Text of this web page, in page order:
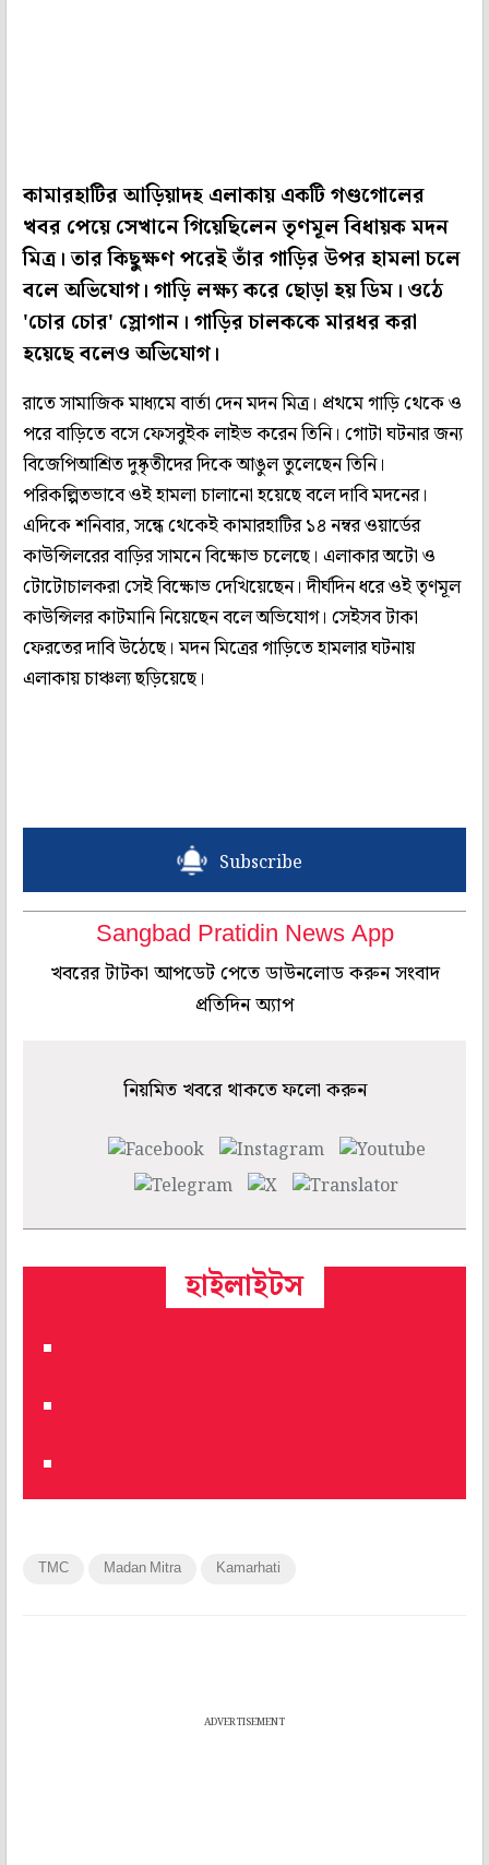
কামারহাটির আড়িয়াদহ এলাকায় একটি গণ্ডগোলের
খবর পেয়ে সেখানে গিয়েছিলেন তৃণমূল বিধায়ক মদন
মিত্র। তার কিছুক্ষণ পরেই তাঁর গাড়ির উপর হামলা চলে
বলে অভিযোগ। গাড়ি লক্ষ্য করে ছোড়া হয় ডিম। ওঠে
'চোর চোর' স্লোগান। গাড়ির চালককে মারধর করা
হয়েছে বলেও অভিযোগ।
রাতে সামাজিক মাধ্যমে বার্তা দেন মদন মিত্র। প্রথমে গাড়ি থেকে ও
পরে বাড়িতে বসে ফেসবুইক লাইভ করেন তিনি। গোটা ঘটনার জন্য
বিজেপিআশ্রিত দুষ্কৃতীদের দিকে আঙুল তুলেছেন তিনি।
পরিকল্পিতভাবে ওই হামলা চালানো হয়েছে বলে দাবি মদনের।
এদিকে শনিবার, সন্ধে থেকেই কামারহাটির ১৪ নম্বর ওয়ার্ডের
কাউন্সিলরের বাড়ির সামনে বিক্ষোভ চলেছে। এলাকার অটো ও
টোটোচালকরা সেই বিক্ষোভ দেখিয়েছেন। দীর্ঘদিন ধরে ওই তৃণমূল
কাউন্সিলর কাটমানি নিয়েছেন বলে অভিযোগ। সেইসব টাকা
ফেরতের দাবি উঠেছে। মদন মিত্রের গাড়িতে হামলার ঘটনায়
এলাকায় চাঞ্চল্য ছড়িয়েছে।
Subscribe
Sangbad Pratidin News App
খবরের টাটকা আপডেট পেতে ডাউনলোড করুন সংবাদ
প্রতিদিন অ্যাপ
নিয়মিত খবরে থাকতে ফলো করুন
হাইলাইটস
TMC Madan Mitra Kamarhati
ADVERTISEMENT